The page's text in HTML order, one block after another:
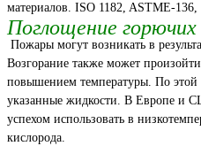
материалов. ISO 1182, ASTME-
Поглощение
Пожары могут возникать в
Возгорание также может
повышением температуры. По этой
указанные жидкости. В Европе и
успехом использовать в
кислорода.